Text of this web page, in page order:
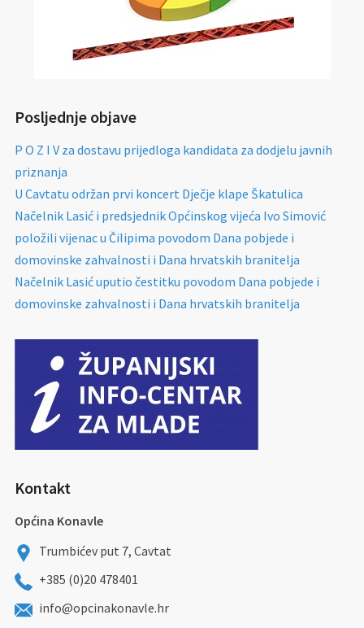
Posljednje objave
P O Z I V za dostavu prijedloga kandidata za dodjelu javnih
priznanja
U Cavtatu održan prvi koncert Dječje klape Škatulica
Načelnik Lasić i predsjednik Općinskog vijeća Ivo Simović
položili vijenac u Čilipima povodom Dana pobjede i
domovinske zahvalnosti i Dana hrvatskih branitelja
Načelnik Lasić uputio čestitku povodom Dana pobjede i
domovinske zahvalnosti i Dana hrvatskih branitelja
Kontakt
Općina Konavle
Trumbićev put 7, Cavtat
+385 (0)20 478401
info@opcinakonavle.hr